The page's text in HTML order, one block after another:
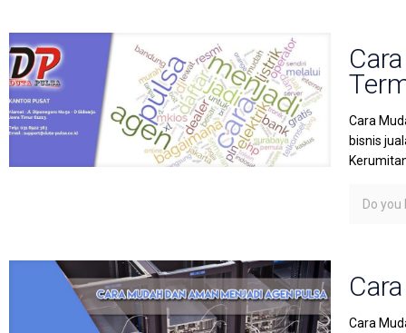
Cara
bisnis
Do you
Cara